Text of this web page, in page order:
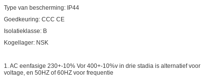
Type van bescherming: IP44
Goedkeuring: CCC CE
Isolatieklasse: B
Kogellager: NSK
1. AC eenfasige 230+-10% Vor 400+-10%v in drie stadia is alternatief voor
voltage, en 50HZ of 60HZ voor frequentie